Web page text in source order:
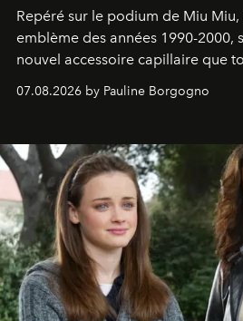
Repéré sur le podium de Miu
emblème des années 1990-2000,
nouvel accessoire capillaire que
s'arrachent déjà.
07.08.2026 by Pauline Borgogno